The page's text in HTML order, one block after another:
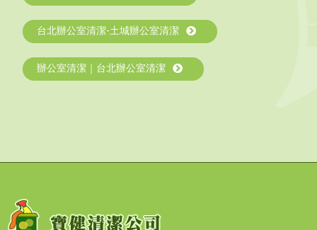
台北辦公室清潔-土城辦公室清潔
辦公室清潔｜台北辦公室清潔